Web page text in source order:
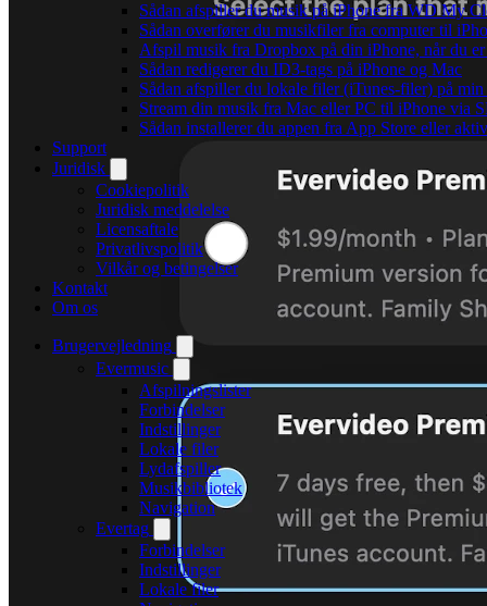
Sådan afspiller du musik på iPhone fra WD My
Sådan overfører du musikfiler fra computer til
Afspil musik fra Dropbox på din iPhone, når du
Sådan redigerer du ID3-tags på iPhone og Mac
Sådan afspiller du lokale filer (iTunes-filer) på min
Stream din musik fra Mac eller PC til iPhone via
Sådan installerer du appen fra App Store eller
Support
Juridisk
Cookiepolitik
Juridisk meddelelse
Licensaftale
Privatlivspolitik
Vilkår og betingelser
Kontakt
Om os
Brugervejledning
Evermusic
Afspilningslister
Forbindelser
Indstillinger
Lokale filer
Lydafspiller
Musikbibliotek
Navigation
Evertag
Forbindelser
Indstillinger
Lokale filer